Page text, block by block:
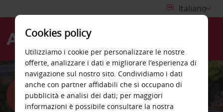
Cookies policy
Utilizziamo i cookie per personalizzare le nostre
offerte, analizzare i dati e migliorare l’esperienza di
navigazione sul nostro sito. Condividiamo i dati
anche con partner affidabili che si occupano di
pubblicità e analisi dei dati; per maggiori
informazioni è possibile consultare la nostra